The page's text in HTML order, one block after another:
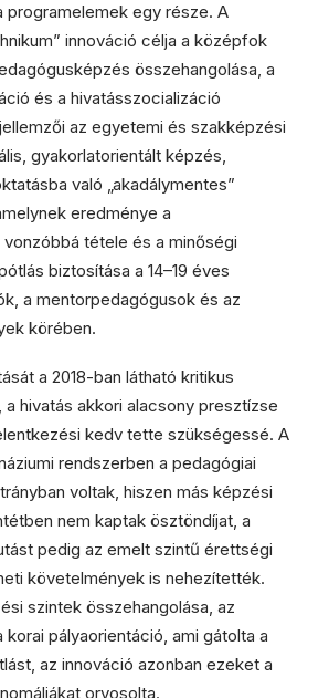
programelemek egy része. A
innováció célja a középfok
összehangolása, a
és a hivatásszocializáció
az egyetemi és szakképzési
gyakorlatorientált képzés,
való „akadálymentes”
eredménye a
tétele és a minőségi
biztosítása a 14–19 éves
a mentorpedagógusok és az
körében.
a 2018-ban látható kritikus
a hivatás akkori alacsony presztízse
kedv tette szükségessé. A
rendszerben a pedagógiai
voltak, hiszen más képzési
nem kaptak ösztöndíjat, a
pedig az emelt szintű érettségi
követelmények is nehezítették.
szintek összehangolása, az
korai pályaorientáció, ami gátolta a
az innováció azonban ezeket a
orvosolta.